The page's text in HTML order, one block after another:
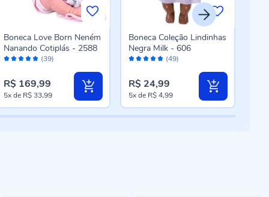
Avaliação: (39)
Boneca Love Born Neném
Nanando Cotiplás - 2588
R$ 169,99
5xde R$ 33,99
Avaliação: (49)
Boneca Coleção Lindinhas
Negra Milk - 606
R$ 24,99
5xde R$ 4,99